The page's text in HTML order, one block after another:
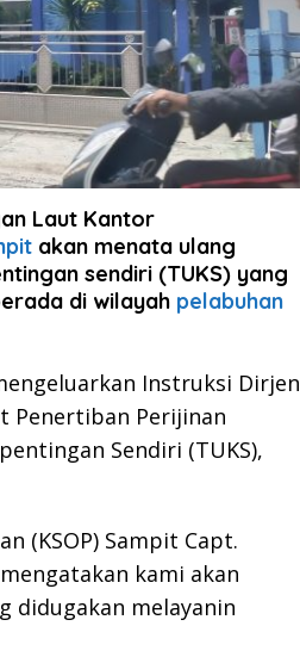
Laut Kantor
akan menata ulang
sendiri (TUKS) yang
di wilayah pelabuhan
Instruksi Dirjen
Penertiban Perijinan
Sendiri (TUKS),
(KSOP) Sampit Capt.
kami akan
didugakan melayanin